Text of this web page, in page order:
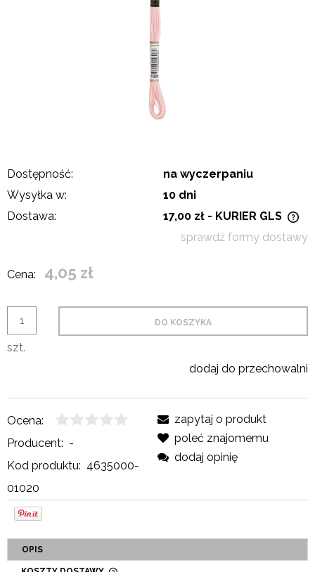
Dostępność:
na wyczerpaniu
Wysyłka w:
10 dni
Dostawa:
17,00 zł - KURIER GLS
sprawdź formy dostawy
Cena: 4,05 zł
szt.
DO KOSZYKA
dodaj do przechowalni
Ocena:
Producent: -
Kod produktu: 4635000-
01020
zapytaj o produkt
poleć znajomemu
dodaj opinię
OPIS